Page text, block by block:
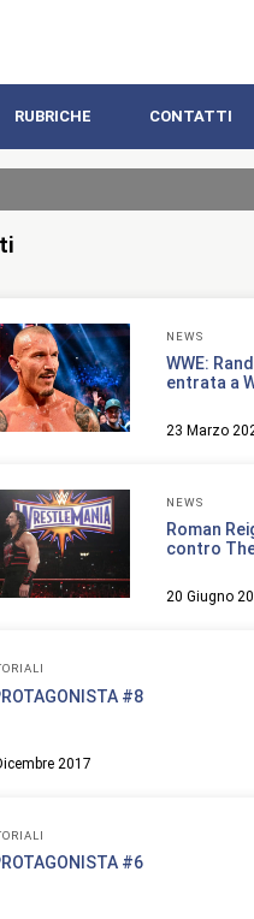
RUBRICHE CONTATTI
NEWS
WWE:
entrata a
23 Marzo
NEWS
Roman
contro
20 Giugno
#8
2017
#6